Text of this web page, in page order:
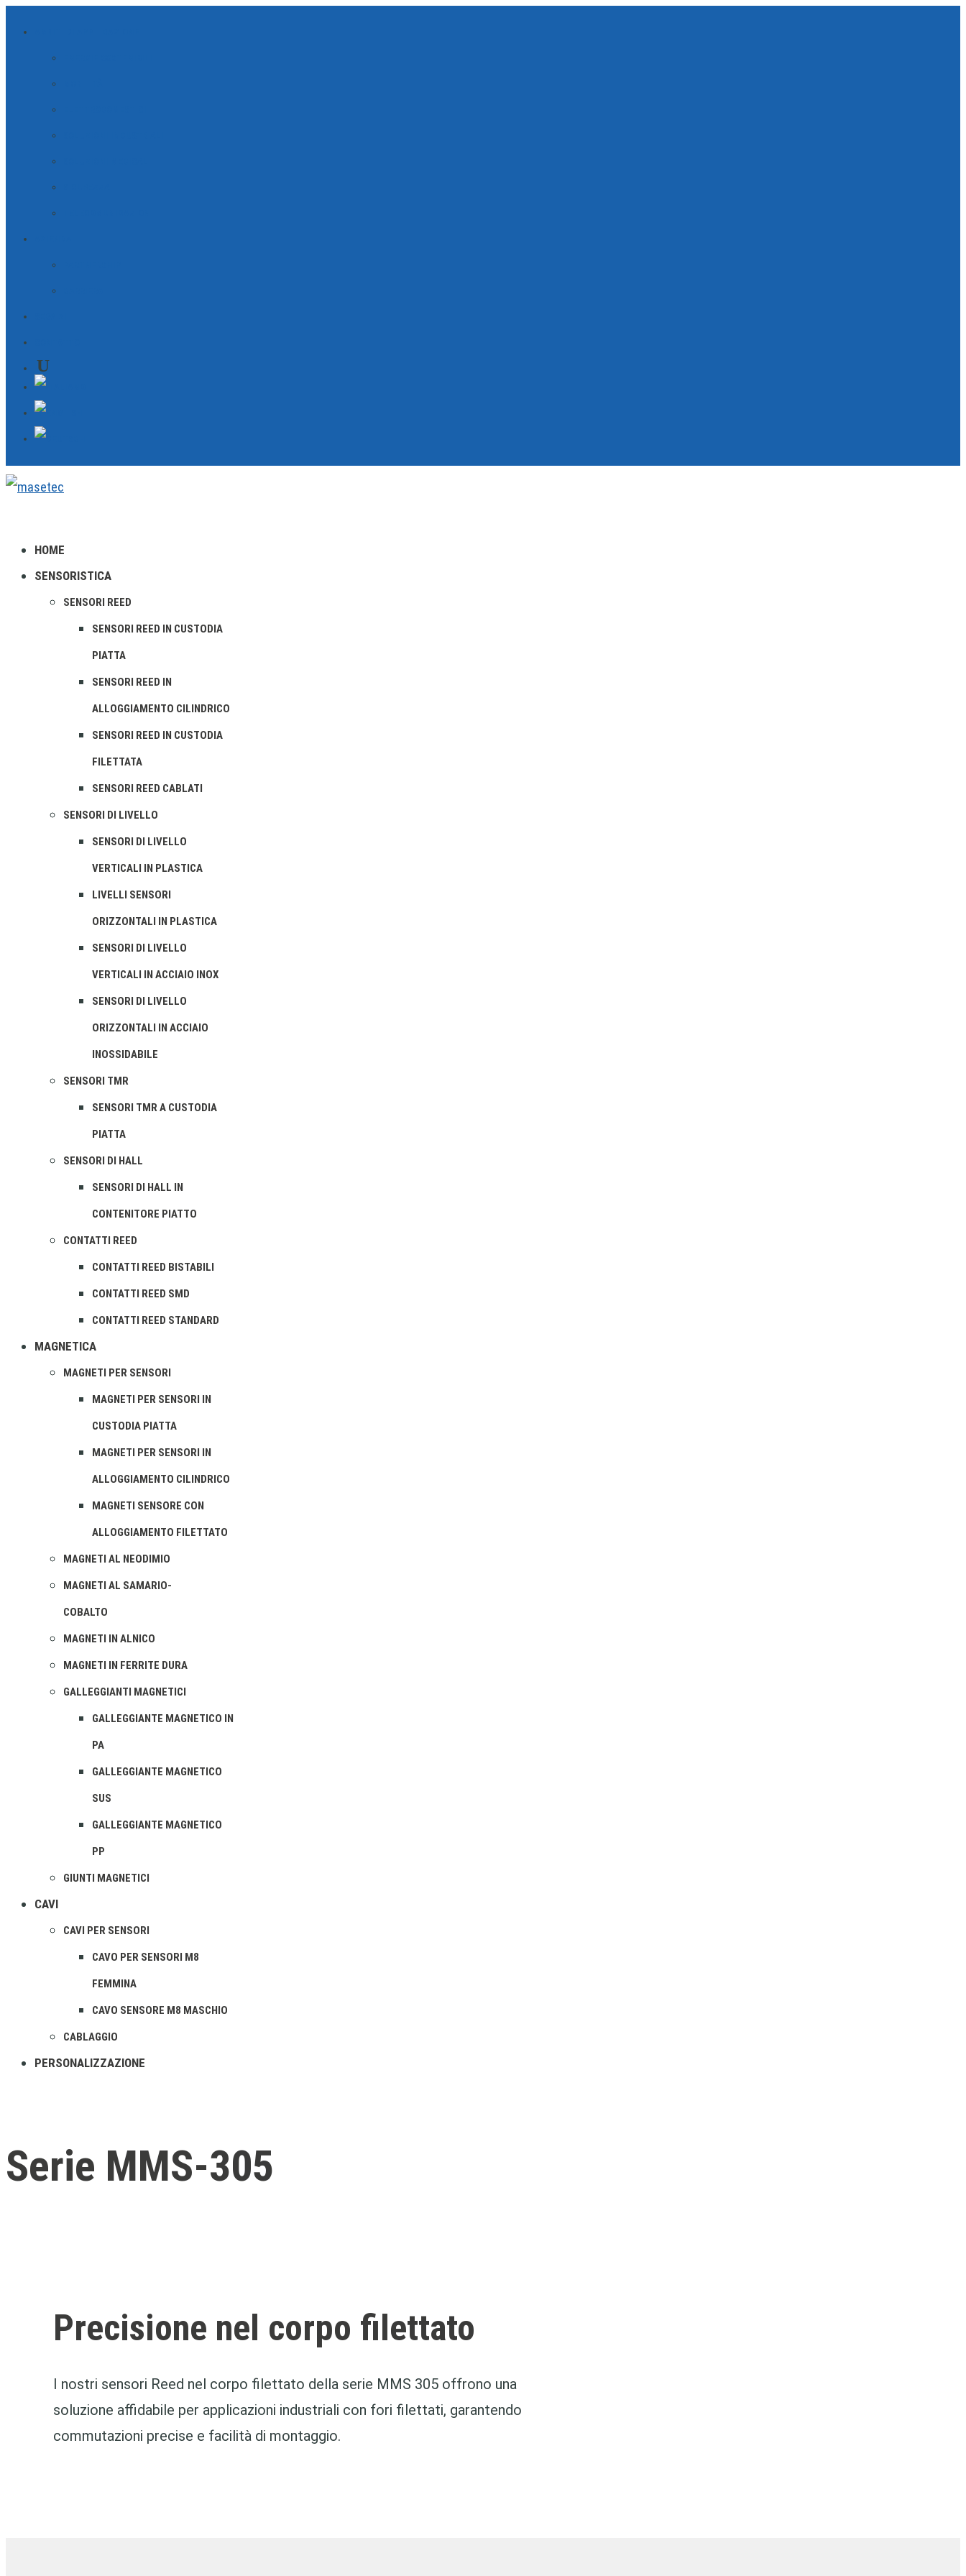
HOME
SENSORISTICA
SENSORI REED
SENSORI REED IN CUSTODIA
PIATTA
SENSORI REED IN
ALLOGGIAMENTO CILINDRICO
SENSORI REED IN CUSTODIA
FILETTATA
SENSORI REED CABLATI
SENSORI DI LIVELLO
SENSORI DI LIVELLO
VERTICALI IN PLASTICA
LIVELLI SENSORI
ORIZZONTALI IN PLASTICA
SENSORI DI LIVELLO
VERTICALI IN ACCIAIO INOX
SENSORI DI LIVELLO
ORIZZONTALI IN ACCIAIO
INOSSIDABILE
SENSORI TMR
SENSORI TMR A CUSTODIA
PIATTA
SENSORI DI HALL
SENSORI DI HALL IN
CONTENITORE PIATTO
CONTATTI REED
CONTATTI REED BISTABILI
CONTATTI REED SMD
CONTATTI REED STANDARD
MAGNETICA
MAGNETI PER SENSORI
MAGNETI PER SENSORI IN
CUSTODIA PIATTA
MAGNETI PER SENSORI IN
ALLOGGIAMENTO CILINDRICO
MAGNETI SENSORE CON
ALLOGGIAMENTO FILETTATO
MAGNETI AL NEODIMIO
MAGNETI AL SAMARIO-
COBALTO
MAGNETI IN ALNICO
MAGNETI IN FERRITE DURA
GALLEGGIANTI MAGNETICI
GALLEGGIANTE MAGNETICO IN
PA
GALLEGGIANTE MAGNETICO
SUS
GALLEGGIANTE MAGNETICO
PP
GIUNTI MAGNETICI
CAVI
CAVI PER SENSORI
CAVO PER SENSORI M8
FEMMINA
CAVO SENSORE M8 MASCHIO
CABLAGGIO
PERSONALIZZAZIONE
Serie MMS-305
Precisione nel corpo filettato
I nostri sensori Reed nel corpo filettato della serie MMS 305 offrono una
soluzione affidabile per applicazioni industriali con fori filettati, garantendo
commutazioni precise e facilità di montaggio.